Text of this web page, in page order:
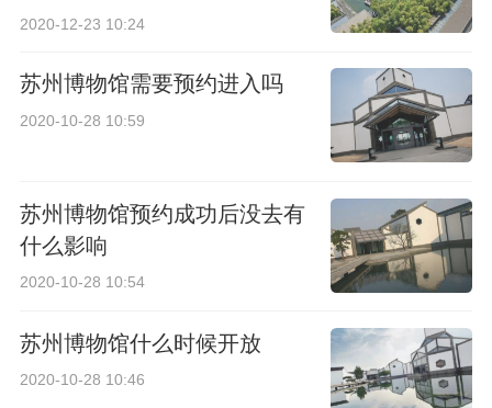
选“国家级”
2020-12-23 10:24
苏州博物馆需要预约进入吗
2020-10-28 10:59
苏州博物馆预约成功后没去有
什么影响
2020-10-28 10:54
苏州博物馆什么时候开放
2020-10-28 10:46